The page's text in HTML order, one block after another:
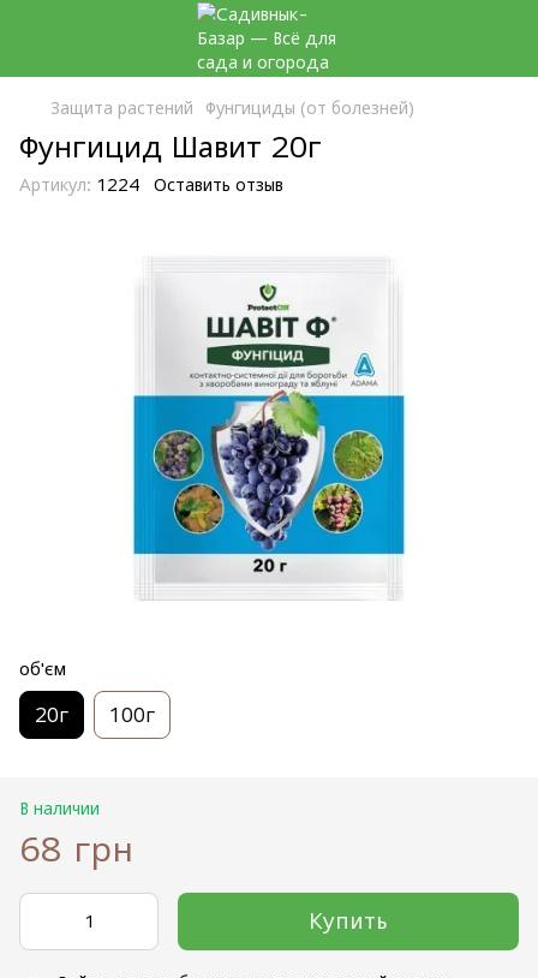
Защита растений Фунгициды (от болезней)
Фунгицид Шавит 20г
Артикул: 1224 Оставить отзыв
об'єм
20г 100г
В наличии
68 грн
Купить